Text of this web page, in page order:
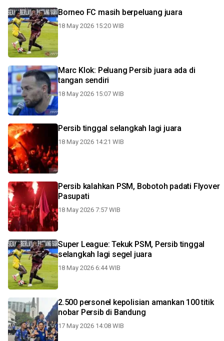
Borneo FC masih berpeluang juara
18 May 2026 15:20 WIB
Marc Klok: Peluang Persib juara ada di
tangan sendiri
18 May 2026 15:07 WIB
Persib tinggal selangkah lagi juara
18 May 2026 14:21 WIB
Persib kalahkan PSM, Bobotoh padati Flyover
Pasupati
18 May 2026 7:57 WIB
Super League: Tekuk PSM, Persib tinggal
selangkah lagi segel juara
18 May 2026 6:44 WIB
2.500 personel kepolisian amankan 100 titik
nobar Persib di Bandung
17 May 2026 14:08 WIB